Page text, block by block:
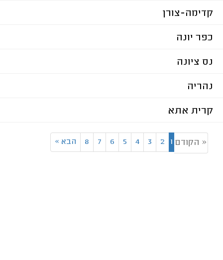
קדימה-צורן
כפר יונה
נס ציונה
נהריה
קרית אתא
« הקודם 1
2
3
4
5
6
7
8 הבא »